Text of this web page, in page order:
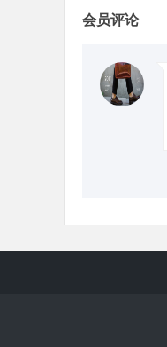
会员评论